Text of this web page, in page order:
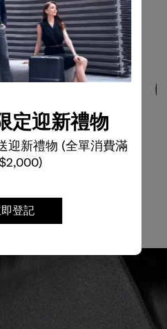
定迎新禮物
迎新禮物 (全單消費滿
登記